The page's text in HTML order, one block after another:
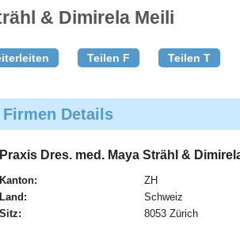
& Dimirela Meili
Teilen F Teilen T
Firmen Details
Praxis Dres. med. Maya Strähl &
Kanton:
ZH
Land:
Schweiz
Sitz:
8053 Zürich